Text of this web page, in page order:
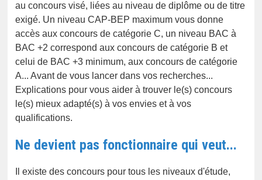
au concours visé, liées au niveau de diplôme ou de titre
exigé. Un niveau CAP-BEP maximum vous donne
accès aux concours de catégorie C, un niveau BAC à
BAC +2 correspond aux concours de catégorie B et
celui de BAC +3 minimum, aux concours de catégorie
A... Avant de vous lancer dans vos recherches...
Explications pour vous aider à trouver le(s) concours
le(s) mieux adapté(s) à vos envies et à vos
qualifications.
Ne devient pas fonctionnaire qui veut...
Il existe des concours pour tous les niveaux d'étude,